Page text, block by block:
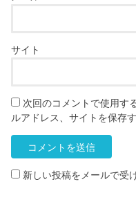
サイト
次回のコメントで使用す
ルアドレス、サイトを保存す
新しい投稿をメールで受